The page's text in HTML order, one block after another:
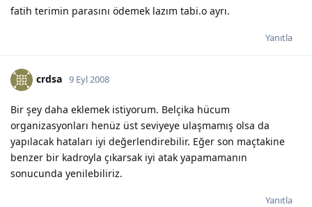
fatih terimin parasını ödemek lazım tabi.o ayrı.
Yanıtla
crdsa 9 Eyl 2008
Bir şey daha eklemek istiyorum. Belçika hücum
organizasyonları henüz üst seviyeye ulaşmamış olsa da
yapılacak hataları iyi değerlendirebilir. Eğer son maçtakine
benzer bir kadroyla çıkarsak iyi atak yapamamanın
sonucunda yenilebiliriz.
Yanıtla